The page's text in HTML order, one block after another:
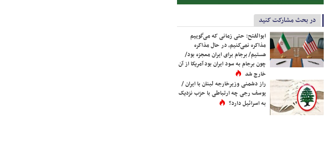
در بحث مشارکت کنید
ابوالفتح: حتی زمانی که می‌گوییم
مذاکره نمی‌کنیم، در حال مذاکره
هستیم/ برجام برای ایران معجزه بود/
چون برجام به سود ایران بود آمریکا از آن
خارج شد
راز دشمنی وزیرخارجه لبنان با ایران /
یوسف رجی چه ارتباطی با حزب نزدیک
به اسرائیل دارد؟